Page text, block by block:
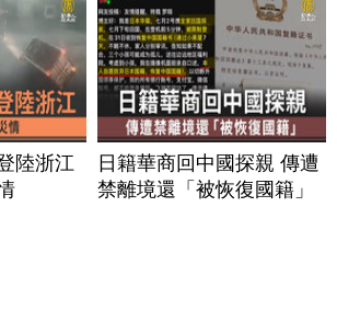
陸浙江
日籍華商回中國探親 傳遭
禁離境還「被恢復國籍」